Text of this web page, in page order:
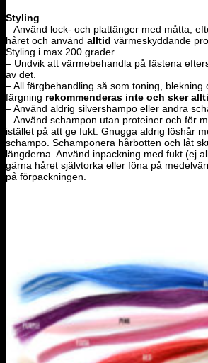
Styling
– Använd lock- och plattänger med måtta,
håret och använd alltid värmeskyddande
Styling i max 200 grader.
– Undvik att värmebehandla på fästena
av det.
– All färgbehandling så som toning, blekning
färgning rekommenderas inte och sker
– Använd aldrig silvershampo eller andra
– Använd schampon utan proteiner och för
istället på att ge fukt. Gnugga aldrig löshår
schampo. Schamponera hårbotten och låt
längderna. Använd inpackning med fukt (ej
gärna håret självtorka eller föna på
på förpackningen.